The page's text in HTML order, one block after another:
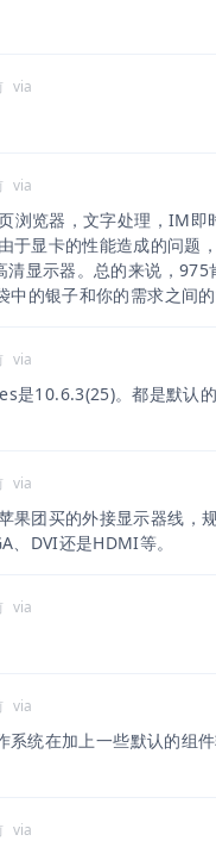
via
via
浏览器，文字处理，IM即
于显卡的性能造成的问题
显示器。总的来说，975
中的银子和你的需求之间
via
是10.6.3(25)。都是默认
via
果团买的外接显示器线，
、DVI还是HDMI等。
via
via
统在加上一些默认的组
via